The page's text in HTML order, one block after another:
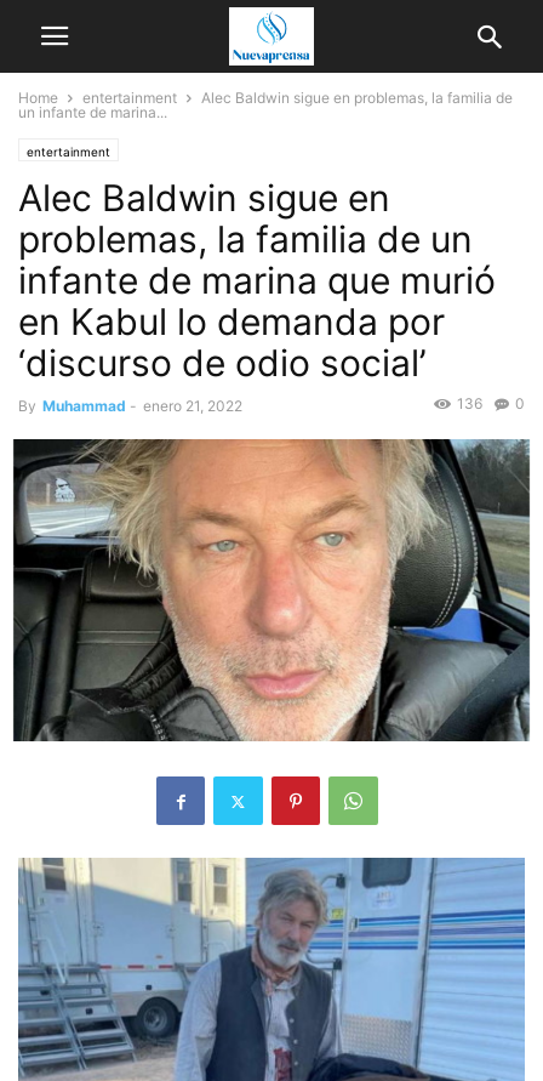
Home entertainment
Alec Baldwin sigue en problemas, la familia de
un infante de marina...
entertainment
Alec Baldwin sigue en
problemas, la familia de un
infante de marina que murió
en Kabul lo demanda por
‘discurso de odio social’
By Muhammad - enero 21, 2022 0
136